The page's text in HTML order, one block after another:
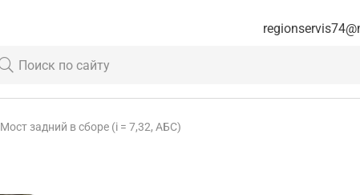
Мост задний в сборе (i = 7,32, АБС)